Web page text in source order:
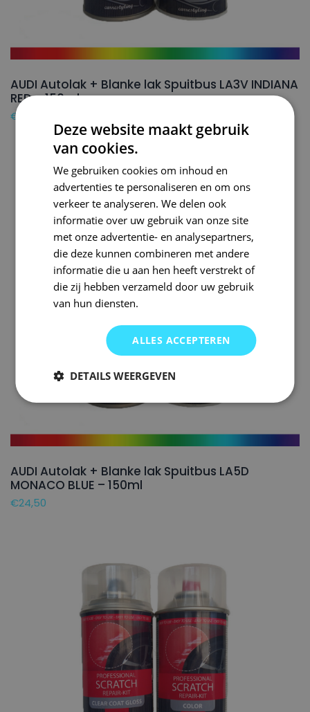
AUDI Autolak + Blanke lak Spuitbus LA3V INDIANA
RED – 150ml
€
AUDI Autolak + Blanke lak Spuitbus LA5D
MONACO BLUE – 150ml
€24,50
Deze website maakt gebruik
van cookies.
We gebruiken cookies om inhoud en
advertenties te personaliseren en om ons
verkeer te analyseren. We delen ook
informatie over uw gebruik van onze site
met onze advertentie- en analysepartners,
die deze kunnen combineren met andere
informatie die u aan hen heeft verstrekt of
die zij hebben verzameld door uw gebruik
van hun diensten.
ALLES ACCEPTEREN
DETAILS WEERGEVEN